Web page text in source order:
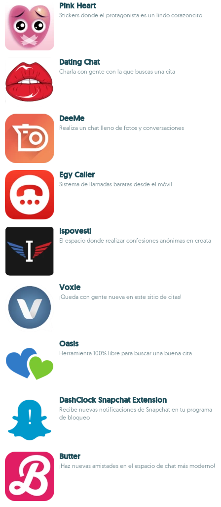
Pink Heart
Stickers donde el protagonista es un lindo corazoncito
Dating Chat
Charla con gente con la que buscas una cita
DeeMe
Realiza un chat lleno de fotos y conversaciones
Egy Caller
Sistema de llamadas baratas desde el móvil
Ispovesti
El espacio donde realizar confesiones anónimas en croata
Voxle
¡Queda con gente nueva en este sitio de citas!
Oasis
Herramienta 100% libre para buscar una buena cita
DashClock Snapchat Extension
Recibe nuevas notificaciones de Snapchat en tu programa
de bloqueo
Butter
¡Haz nuevas amistades en el espacio de chat más moderno!